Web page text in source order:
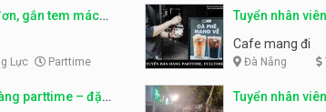
gắn tem mác
Lực Parttime
Tuyển nhân
parttime, fulltime
Cafe mang đi
Đà Nẵng
parttime – đặc
Tuyển nhân